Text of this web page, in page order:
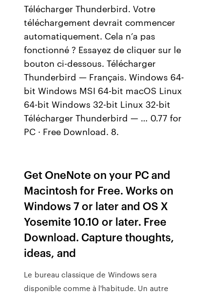
Télécharger Thunderbird. Votre
téléchargement devrait commencer
automatiquement. Cela n’a pas
fonctionné ? Essayez de cliquer sur le
bouton ci-dessous. Télécharger
Thunderbird — Français. Windows 64-
bit Windows MSI 64-bit macOS Linux
64-bit Windows 32-bit Linux 32-bit
Télécharger Thunderbird — … 0.77 for
PC · Free Download. 8.
Get OneNote on your PC and
Macintosh for Free. Works on
Windows 7 or later and OS X
Yosemite 10.10 or later. Free
Download. Capture thoughts,
ideas, and
Le bureau classique de Windows sera
disponible comme à l'habitude. Un autre